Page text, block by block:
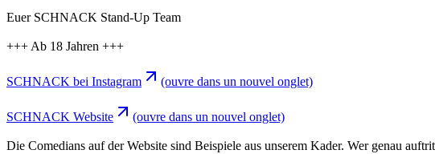
Euer SCHNACK Stand-Up Team
+++ Ab 18 Jahren +++
SCHNACK bei Instagram (ouvre dans un nouvel onglet)
SCHNACK Website (ouvre dans un nouvel onglet)
Die Comedians auf der Website sind Beispiele aus unserem Kader. Wer genau